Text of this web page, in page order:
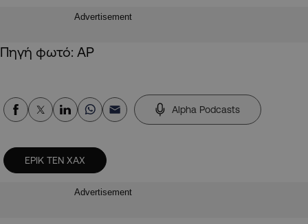
Advertisement
Πηγή φωτό: AP
Alpha Podcasts
ΕΡΙΚ ΤΕΝ ΧΑΧ
Advertisement